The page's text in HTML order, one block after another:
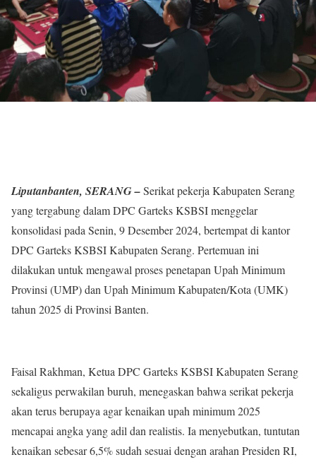
Liputanbanten, SERANG –Serikat pekerja Kabupaten Serang
yang tergabung dalam DPC Garteks KSBSI menggelar
konsolidasi pada Senin, 9 Desember 2024, bertempat di kantor
DPC Garteks KSBSI Kabupaten Serang. Pertemuan ini
dilakukan untuk mengawal proses penetapan Upah Minimum
Provinsi (UMP) dan Upah Minimum Kabupaten/Kota (UMK)
tahun 2025 di Provinsi Banten.
Faisal Rakhman, Ketua DPC Garteks KSBSI Kabupaten Serang
sekaligus perwakilan buruh, menegaskan bahwa serikat pekerja
akan terus berupaya agar kenaikan upah minimum 2025
mencapai angka yang adil dan realistis. Ia menyebutkan, tuntutan
kenaikan sebesar 6,5% sudah sesuai dengan arahan Presiden RI,